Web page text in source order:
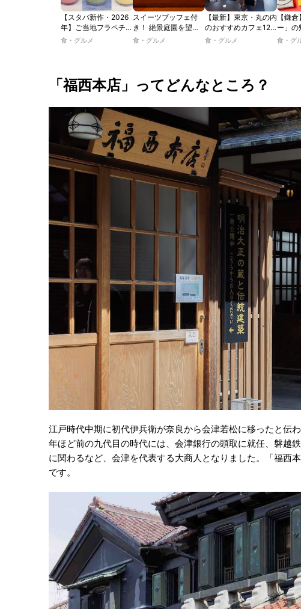
【スタバ新作・2026
年】ご当地フラペチー
ノが新登場！ 地域と
PROGRAM」が青
森・群馬・沖縄で始
食レポート
食・グルメ
スイーツブッフェ付
き！ 絶景庭園を望む
ホテルレストランで味
食・グルメ
【最新】東京・丸の内
のおすすめカフェ12
選｜ひとりでゆったり
ルラウンジまで！
食・グルメ
【鎌
ー」の
説！ 定
食・グ
「福西本店」ってどんなところ？
江戸時代中期に初代伊兵衛が奈良から会津若松に移ったと伝
年ほど前の九代目の時代には、会津銀行の頭取に就任、磐越
に関わるなど、会津を代表する大商人となりました。「福西
です。